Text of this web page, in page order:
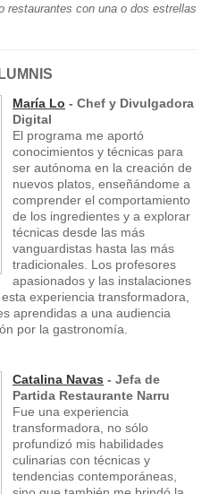
restaurantes con una o dos estrellas
María Lo - Chef y Divulgadora
Digital
El programa me aportó
conocimientos y técnicas para
ser autónoma en la creación de
nuevos platos, enseñándome a
comprender el comportamiento
de los ingredientes y a explorar
técnicas desde las más
vanguardistas hasta las más
tradicionales. Los profesores
apasionados y las instalaciones
experiencia transformadora,
aprendidas a una audiencia
por la gastronomía.
Catalina Navas - Jefa de
Partida Restaurante Narru
Fue una experiencia
transformadora, no sólo
profundizó mis habilidades
culinarias con técnicas y
tendencias contemporáneas,